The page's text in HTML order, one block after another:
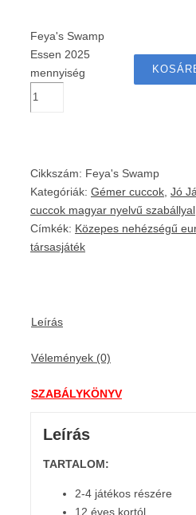
Feya's Swamp
Essen 2025
mennyiség
Cikkszám: Feya's Swamp
Kategóriák: Gémer cuccok Jó
cuccok magyar nyelvű szabállyal
Címkék: Közepes nehézségű
társasjáték
Leírás
Vélemények (0)
SZABÁLYKÖNYV
Leírás
TARTALOM:
2-4 játékos részére
12 éves kortól